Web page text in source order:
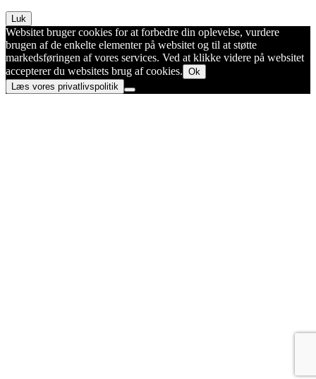
Luk
Websitet bruger cookies for at forbedre din oplevelse, vurdere
brugen af de enkelte elementer på websitet og til at støtte
markedsføringen af vores services. Ved at klikke videre på websitet
accepterer du websitets brug af cookies. Ok
Læs vores privatlivspolitik